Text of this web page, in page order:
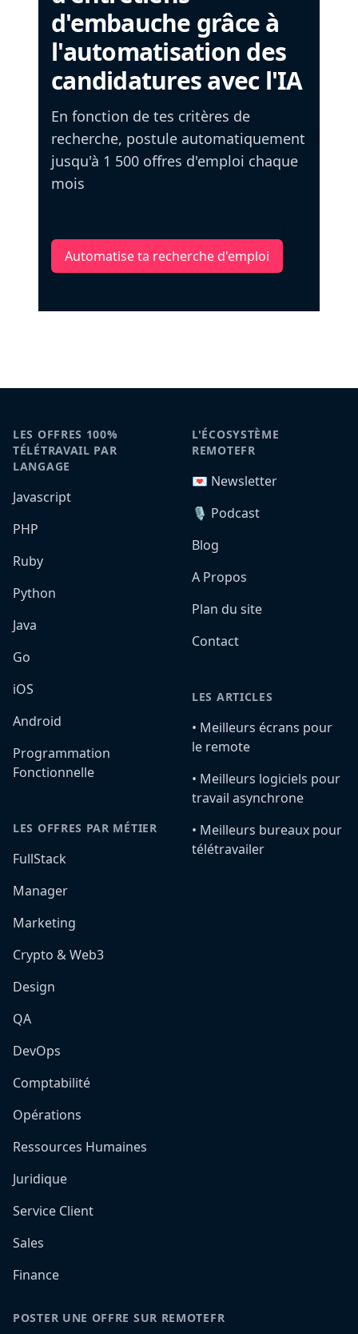
d'embauche grâce à
l'automatisation des
candidatures avec l'IA
En fonction de tes critères de
recherche, postule automatiquement
jusqu'à 1 500 offres d'emploi chaque
mois
Automatise ta recherche d'emploi
LES OFFRES 100%
TÉLÉTRAVAIL PAR
LANGAGE
Javascript
PHP
Ruby
Python
Java
Go
iOS
Android
Programmation
Fonctionnelle
LES OFFRES PAR MÉTIER
FullStack
Manager
Marketing
Crypto & Web3
Design
QA
DevOps
Comptabilité
Opérations
Ressources Humaines
Juridique
Service Client
Sales
Finance
L'ÉCOSYSTÈME
REMOTEFR
💌 Newsletter
🎙️ Podcast
Blog
A Propos
Plan du site
Contact
LES ARTICLES
•️ Meilleurs écrans pour
le remote
•️ Meilleurs logiciels pour
travail asynchrone
•️ Meilleurs bureaux pour
télétravailer
POSTER UNE OFFRE SUR REMOTEFR